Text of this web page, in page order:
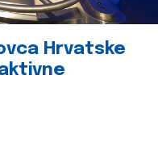
Hrvatske